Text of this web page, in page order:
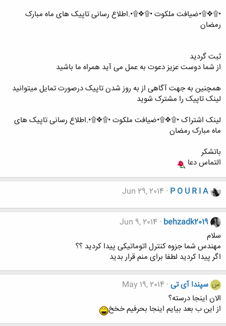
•۩❖۩•ضیافت ملکوت •۩❖۩•.اطلاع رسانی تاپیک های ماه مبارک
رمضان
ثبت گردید
از شما دوست عزیز دعوت به عمل می آید همراه ما باشید
همچنین به جهت آگاهی از به روز شدن تاپیک درصورت تمایل میتوانید
لینک تاپیک را مشترک شوید
لینک اشتراک •۩❖۩•ضیافت ملکوت •۩❖۩•.اطلاع رسانی تاپیک های
ماه مبارک رمضان
باتشکر
التماس دعا
P O U R I A
Jun 29, 2014
behzadk2019
Jun 9, 2014
سلام
مهندس شما جزوه کنترل اتوماتیکی پیدا کردید ؟؟
اگر پیدا کردید لطفا برای منم قرار بدید
س سپندا آی تی May 19, 2014
الان اینجا درسته؟
از این ب بعد بیایم اینجا بحرفیم خخخ